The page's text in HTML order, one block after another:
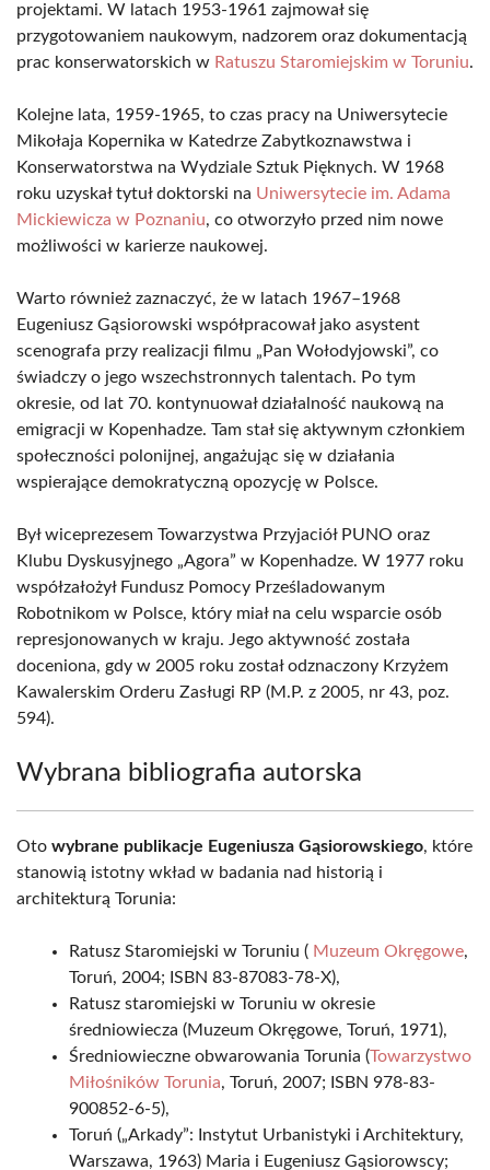
projektami. W latach 1953-1961 zajmował się
przygotowaniem naukowym, nadzorem oraz dokumentacją
prac konserwatorskich w Ratuszu Staromiejskim w Toruniu.
Kolejne lata, 1959-1965, to czas pracy na Uniwersytecie
Mikołaja Kopernika w Katedrze Zabytkoznawstwa i
Konserwatorstwa na Wydziale Sztuk Pięknych. W 1968
roku uzyskał tytuł doktorski na Uniwersytecie im. Adama
Mickiewicza w Poznaniu, co otworzyło przed nim nowe
możliwości w karierze naukowej.
Warto również zaznaczyć, że w latach 1967–1968
Eugeniusz Gąsiorowski współpracował jako asystent
scenografa przy realizacji filmu „Pan Wołodyjowski”, co
świadczy o jego wszechstronnych talentach. Po tym
okresie, od lat 70. kontynuował działalność naukową na
emigracji w Kopenhadze. Tam stał się aktywnym członkiem
społeczności polonijnej, angażując się w działania
wspierające demokratyczną opozycję w Polsce.
Był wiceprezesem Towarzystwa Przyjaciół PUNO oraz
Klubu Dyskusyjnego „Agora” w Kopenhadze. W 1977 roku
współzałożył Fundusz Pomocy Prześladowanym
Robotnikom w Polsce, który miał na celu wsparcie osób
represjonowanych w kraju. Jego aktywność została
doceniona, gdy w 2005 roku został odznaczony Krzyżem
Kawalerskim Orderu Zasługi RP (M.P. z 2005, nr 43, poz.
594).
Wybrana bibliografia autorska
Oto wybrane publikacje Eugeniusza Gąsiorowskiego, które
stanowią istotny wkład w badania nad historią i
architekturą Torunia:
Ratusz Staromiejski w Toruniu ( Muzeum Okręgowe,
Toruń, 2004; ISBN 83-87083-78-X),
Ratusz staromiejski w Toruniu w okresie
średniowiecza (Muzeum Okręgowe, Toruń, 1971),
Średniowieczne obwarowania Torunia (Towarzystwo
Miłośników Torunia, Toruń, 2007; ISBN 978-83-
900852-6-5),
Toruń („Arkady”: Instytut Urbanistyki i Architektury,
Warszawa, 1963) Maria i Eugeniusz Gąsiorowscy;